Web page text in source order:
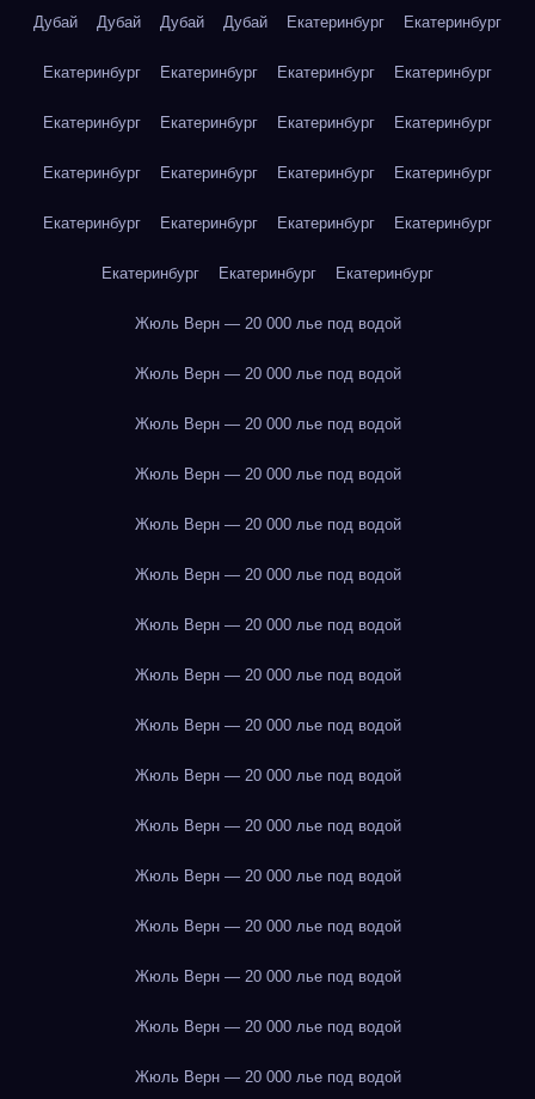
Дубай Дубай Дубай Дубай Екатеринбург Екатеринбург
Екатеринбург Екатеринбург Екатеринбург Екатеринбург
Екатеринбург Екатеринбург Екатеринбург Екатеринбург
Екатеринбург Екатеринбург Екатеринбург Екатеринбург
Екатеринбург Екатеринбург Екатеринбург Екатеринбург
Екатеринбург Екатеринбург Екатеринбург
Жюль Верн — 20 000 лье под водой
Жюль Верн — 20 000 лье под водой
Жюль Верн — 20 000 лье под водой
Жюль Верн — 20 000 лье под водой
Жюль Верн — 20 000 лье под водой
Жюль Верн — 20 000 лье под водой
Жюль Верн — 20 000 лье под водой
Жюль Верн — 20 000 лье под водой
Жюль Верн — 20 000 лье под водой
Жюль Верн — 20 000 лье под водой
Жюль Верн — 20 000 лье под водой
Жюль Верн — 20 000 лье под водой
Жюль Верн — 20 000 лье под водой
Жюль Верн — 20 000 лье под водой
Жюль Верн — 20 000 лье под водой
Жюль Верн — 20 000 лье под водой